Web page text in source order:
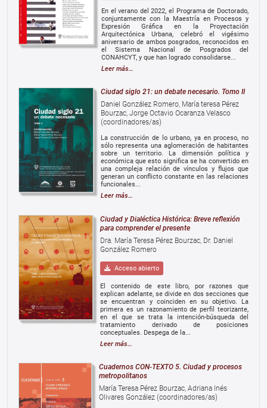
En el verano del 2022, el Programa de Doctorado,
conjuntamente con la Maestría en Procesos y
Expresión Gráfica en la Proyectación
Arquitectónica Urbana, celebró el vigésimo
aniversario de ambos posgrados, reconocidos en
el Sistema Nacional de Posgrados del
CONAHCYT, y que han logrado consolidarse...
Leer más…
Ciudad siglo 21: un debate necesario. Tomo II
Daniel González Romero, María teresa Pérez
Bourzac, Jorge Octavio Ocaranza Velasco
(coordinadores/as)
La construcción de lo urbano, ya en proceso, no
sólo representa una aglomeración de habitantes
sobre un territorio. La dimensión política y
económica que esto significa se ha convertido en
una compleja relación de vínculos y flujos que
generan un conflicto constante en las relaciones
funcionales...
Leer más…
Ciudad y Dialéctica Histórica: Breve reflexión
para comprender el presente
Dra. María Teresa Pérez Bourzac, Dr. Daniel
González Romero
Acceso abierto
El contenido de este libro, por razones que
explican adelante, se divide en dos secciones que
se encuentran y coinciden en su objetivo. La
primera es un razonamiento de perfil teorizante,
en el que se trata la intención-búsqueda del
tratamiento derivado de posiciones
conceptuales. Despega de la...
Leer más…
Cuadernos CON-TEXTO 5. Ciudad y procesos
metropolitanos
María Teresa Pérez Bourzac, Adriana Inés
Olivares González (coordinadores/as)